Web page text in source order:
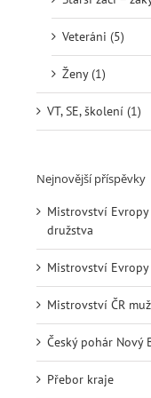
Veteráni (5)
Ženy (1)
VT, SE, školení (1)
Nejnovější příspěvky
Mistrovství
družstva
Mistrovství
Mistrovství ČR
Český pohár Nový
Přebor kraje